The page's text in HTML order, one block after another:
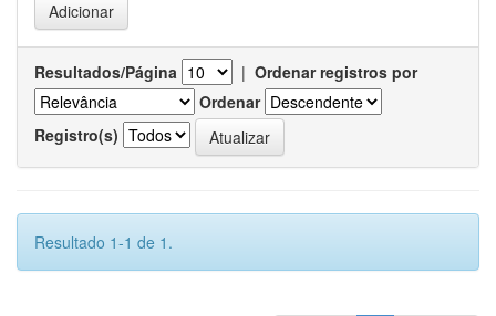
Resultados/Página | Ordenar registros por
Ordenar
Registro(s)
Resultado 1-1 de 1.